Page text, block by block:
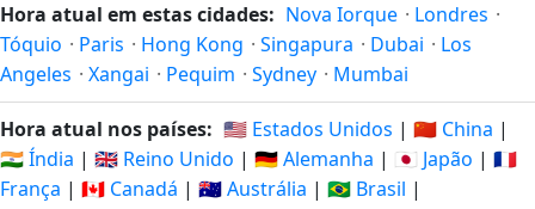
Hora atual em estas cidades: Nova Iorque · Londres ·
Tóquio · Paris · Hong Kong · Singapura · Dubai · Los
Angeles · Xangai · Pequim · Sydney · Mumbai
Hora atual nos países: 🇺🇸 Estados Unidos | 🇨🇳 China |
🇮🇳 Índia | 🇬🇧 Reino Unido | 🇩🇪 Alemanha | 🇯🇵 Japão | 🇫🇷
França | 🇨🇦 Canadá | 🇦🇺 Austrália | 🇧🇷 Brasil |